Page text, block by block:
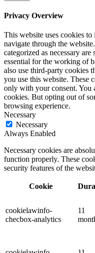
Privacy Overview
This website uses cookies
navigate through the
categorized as necessary
essential for the working of
also use third-party cookies
you use this website. These
only with your consent. You
cookies. But opting out of
browsing experience.
Necessary
Necessary
Always Enabled
Necessary cookies are
function properly. These
security features of the
Cookie
cookielawinfo-
checbox-analytics
11